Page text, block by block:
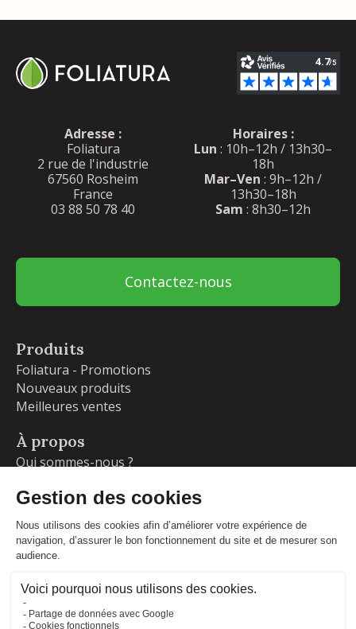
Adresse :
Foliatura
2 rue de l'industrie
67560 Rosheim
France
03 88 50 78 40
Horaires :
Lun : 10h–12h / 13h30–
18h
Mar–Ven : 9h–12h /
13h30–18h
Sam : 8h30–12h
Contactez-nous
Produits
Foliatura - Promotions
Nouveaux produits
Meilleures ventes
À propos
Qui sommes-nous ?
Livraisons et retours
Blog
Votre compte
Commandes
Adresses